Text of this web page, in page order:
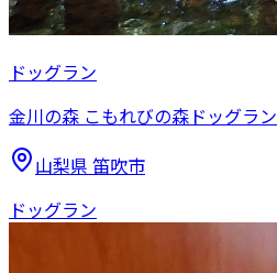
ドッグラン
金川の森 こもれびの森ドッグラン
山梨県 笛吹市
ドッグラン